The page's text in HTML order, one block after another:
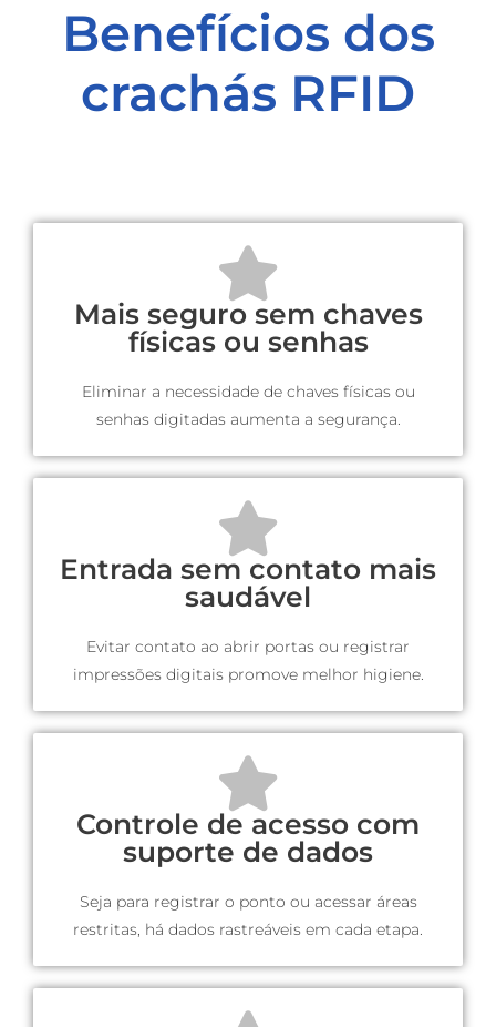
Benefícios dos
crachás RFID
Mais seguro sem chaves
físicas ou senhas
Eliminar a necessidade de chaves físicas ou
senhas digitadas aumenta a segurança.
Entrada sem contato mais
saudável
Evitar contato ao abrir portas ou registrar
impressões digitais promove melhor higiene.
Controle de acesso com
suporte de dados
Seja para registrar o ponto ou acessar áreas
restritas, há dados rastreáveis em cada etapa.